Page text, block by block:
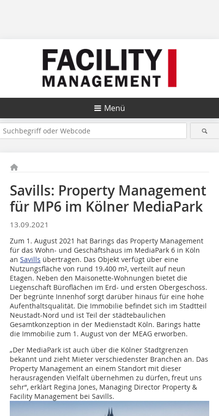
Menü
Savills: Property Management
für MP6 im Kölner MediaPark
13.09.2021
Zum 1. August 2021 hat Barings das Property Management
für das Wohn- und Geschäftshaus im MediaPark 6 in Köln
an Savills übertragen. Das Objekt verfügt über eine
Nutzungsfläche von rund 19.400 m², verteilt auf neun
Etagen. Neben den Maisonette-Wohnungen bietet die
Liegenschaft Büroflächen im Erd- und ersten Obergeschoss.
Der begrünte Innenhof sorgt darüber hinaus für eine hohe
Aufenthaltsqualität. Die Immobilie befindet sich im Stadtteil
Neustadt-Nord und ist Teil der städtebaulichen
Gesamtkonzeption in der Medienstadt Köln. Barings hatte
die Immobilie zum 1. August von der MEAG erworben.
„Der MediaPark ist auch über die Kölner Stadtgrenzen
bekannt und zieht Mieter verschiedenster Branchen an. Das
Property Management an einem Standort mit dieser
herausragenden Vielfalt übernehmen zu dürfen, freut uns
sehr“, erklärt Regina Jones, Managing Director Property &
Facility Management bei Savills.